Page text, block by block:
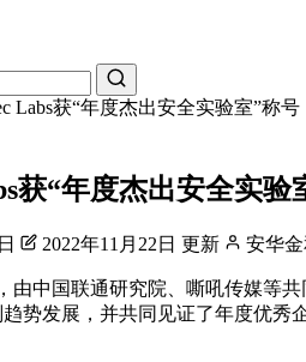
Labs获“年度杰出安全实验室”称号
获“年度杰出安全实验
2022年11月22日 更新 安华
由中国联通研究院、嘶吼传媒等
势发展，并共同见证了年度优秀